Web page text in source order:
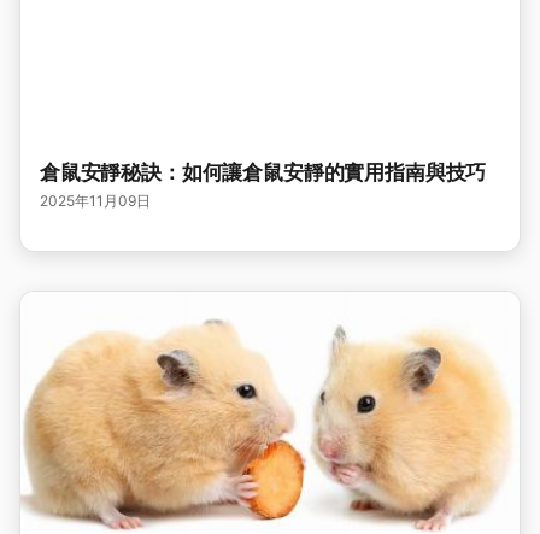
倉鼠安靜秘訣：如何讓倉鼠安靜的實用指南與技巧
2025年11月09日